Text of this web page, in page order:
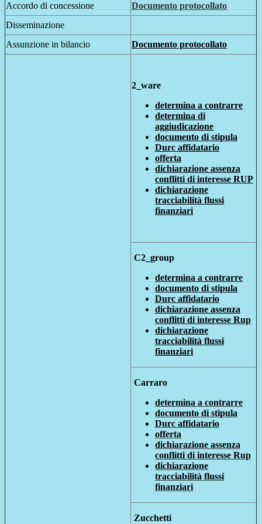
Accordo di concessione
Documento protocollato
Disseminazione
Assunzione in bilancio
Documento protocollato
2_ware
determina a contrarre
determina di
aggiudicazione
documento di stipula
Durc affidatario
offerta
dichiarazione assenza
conflitti di interesse RUP
dichiarazione
tracciabilità flussi
finanziari
C2_group
determina a contrarre
documento di stipula
Durc affidatario
dichiarazione assenza
conflitti di interesse Rup
dichiarazione
tracciabilità flussi
finanziari
Carraro
determina a contrarre
documento di stipula
Durc affidatario
offerta
dichiarazione assenza
conflitti di interesse Rup
dichiarazione
tracciabilità flussi
finanziari
Zucchetti